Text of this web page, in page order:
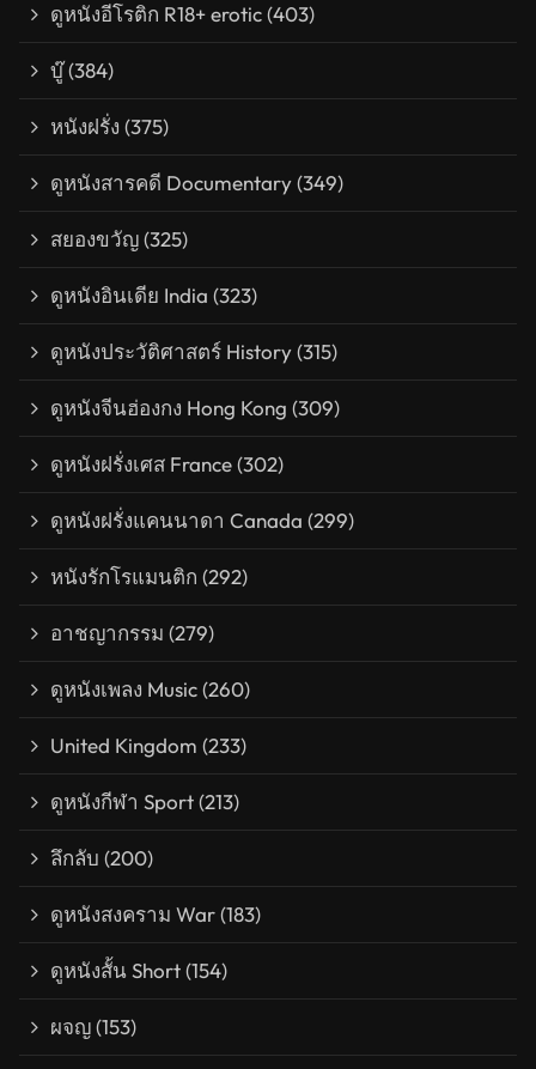
ดูหนังอีโรติก R18+ erotic(403)
บู๊(384)
หนังฝรั่ง (375)
ดูหนังสารคดี Documentary(349)
สยองขวัญ(325)
ดูหนังอินเดีย India (323)
ดูหนังประวัติศาสตร์ History(315)
ดูหนังจีนฮ่องกง Hong Kong (309)
ดูหนังฝรั่งเศส France(302)
ดูหนังฝรั่งแคนนาดา Canada (299)
หนังรักโรแมนติก (292)
อาชญากรรม (279)
ดูหนังเพลง Music(260)
United Kingdom (233)
ดูหนังกีฬา Sport(213)
ลึกลับ (200)
ดูหนังสงคราม War(183)
ดูหนังสั้น Short(154)
ผจญ(153)